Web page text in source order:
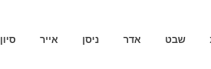
שבט אדר ניסן אייר סיון